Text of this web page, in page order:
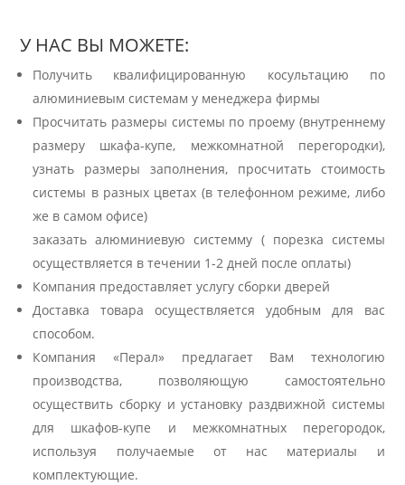
У НАС ВЫ МОЖЕТЕ:
Получить квалифицированную косультацию по
алюминиевым системам у менеджера фирмы
Просчитать размеры системы по проему (внутреннему
размеру шкафа-купе, межкомнатной перегородки),
узнать размеры заполнения, просчитать стоимость
системы в разных цветах (в телефонном режиме, либо
же в самом офисе)
заказать алюминиевую системму ( порезка системы
осуществляется в течении 1-2 дней после оплаты)
Компания предоставляет услугу сборки дверей
Доставка товара осуществляется удобным для вас
способом.
Компания «Перал» предлагает Вам технологию
производства, позволяющую самостоятельно
осуществить сборку и установку раздвижной системы
для шкафов-купе и межкомнатных перегородок,
используя получаемые от нас материалы и
комплектующие.